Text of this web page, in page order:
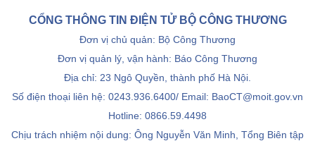
CỔNG THÔNG TIN ĐIỆN TỬ BỘ CÔNG THƯƠNG
Đơn vị chủ quản: Bộ Công Thương
Đơn vị quản lý, vận hành: Báo Công Thương
Địa chỉ: 23 Ngô Quyền, thành phố Hà Nội.
Số điện thoại liên hệ: 0243.936.6400/ Email: BaoCT@moit.gov.vn
Hotline: 0866.59.4498
Chịu trách nhiệm nội dung: Ông Nguyễn Văn Minh, Tổng Biên tập